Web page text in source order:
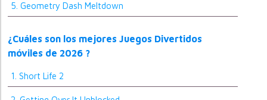
5. Geometry Dash Meltdown
¿Cuáles son los mejores Juegos Divertidos
móviles de 2026 ?
1. Short Life 2